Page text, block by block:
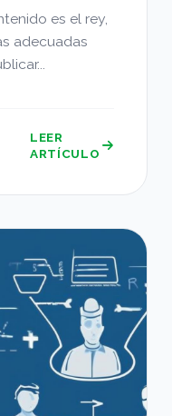
es el rey,
adecuadas
LEER
ARTÍCULO
para Captar Más